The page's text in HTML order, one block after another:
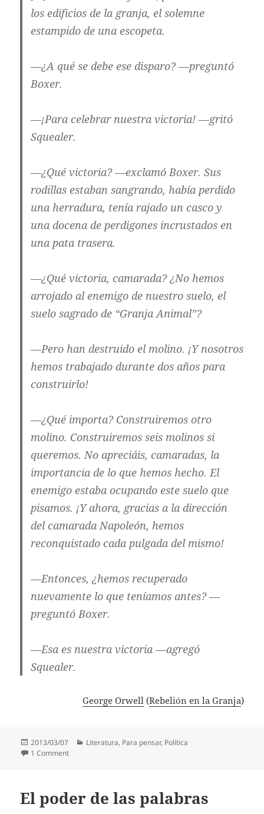
los edificios de la granja, el solemne
estampido de una escopeta.
—¿A qué se debe ese disparo? —preguntó
Boxer.
—¡Para celebrar nuestra victoria! —gritó
Squealer.
—¿Qué victoria? —exclamó Boxer. Sus
rodillas estaban sangrando, había perdido
una herradura, tenía rajado un casco y
una docena de perdigones incrustados en
una pata trasera.
—¿Qué victoria, camarada? ¿No hemos
arrojado al enemigo de nuestro suelo, el
suelo sagrado de “Granja Animal”?
—Pero han destruido el molino. ¡Y nosotros
hemos trabajado durante dos años para
construirlo!
—¿Qué importa? Construiremos otro
molino. Construiremos seis molinos si
queremos. No apreciáis, camaradas, la
importancia de lo que hemos hecho. El
enemigo estaba ocupando este suelo que
pisamos. ¡Y ahora, gracias a la dirección
del camarada Napoleón, hemos
reconquistado cada pulgada del mismo!
—Entonces, ¿hemos recuperado
nuevamente lo que teníamos antes? —
preguntó Boxer.
—Esa es nuestra victoria —agregó
Squealer.
George Orwell (Rebelión en la Granja)
Posted
on
2013/03/07 Categories
Literatura, Para pensar, Política
1 Commenton La granja. La rebelión. La victoria.
El poder de las palabras